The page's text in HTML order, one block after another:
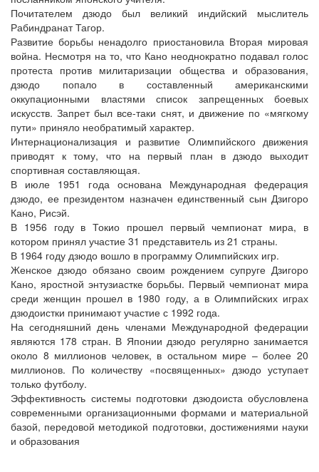
Почитателем дзюдо был великий индийский мыслитель
Рабиндранат Тагор.
Развитие борьбы ненадолго приостановила Вторая мировая
война. Несмотря на то, что Кано неоднократно подавал голос
протеста против милитаризации общества и образования,
дзюдо попало в составленный американскими
оккупационными властями список запрещенных боевых
искусств. Запрет был все-таки снят, и движение по «мягкому
пути» приняло необратимый характер.
Интернационализация и развитие Олимпийского движения
приводят к тому, что на первый план в дзюдо выходит
спортивная составляющая.
В июле 1951 года основана Международная федерация
дзюдо, ее президентом назначен единственный сын Дзигоро
Кано, Рисэй.
В 1956 году в Токио прошел первый чемпионат мира, в
котором принял участие 31 представитель из 21 страны.
В 1964 году дзюдо вошло в программу Олимпийских игр.
Женское дзюдо обязано своим рождением супруге Дзигоро
Кано, яростной энтузиастке борьбы. Первый чемпионат мира
среди женщин прошел в 1980 году, а в Олимпийских играх
дзюдоистки принимают участие с 1992 года.
На сегодняшний день членами Международной федерации
являются 178 стран. В Японии дзюдо регулярно занимается
около 8 миллионов человек, в остальном мире – более 20
миллионов. По количеству «посвященных» дзюдо уступает
только футболу.
Эффективность системы подготовки дзюдоиста обусловлена
современными организационными формами и материальной
базой, передовой методикой подготовки, достижениями науки
и образования